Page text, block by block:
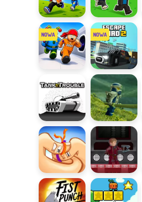
Collect
Brainrot
Arena
Steal
Brainrot Duel
Alien Prison
Escape Road
Tank Trouble Prime Empire
Walki
kciuków
Strażnicy
Galaktyki